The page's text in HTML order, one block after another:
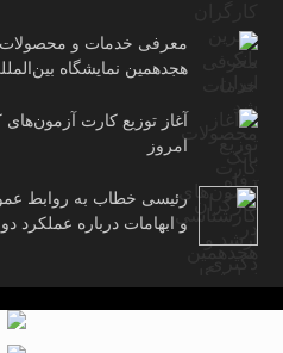
معرفی خدمات و محصولات
هجدهمین نمایشگاه
آغاز توزیع کارت
امروز
رئیسی خطاب به روابط
و ابهامات درباره عملکرد